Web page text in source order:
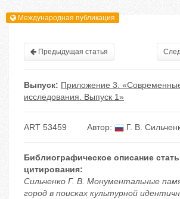
Международная публикация
Предыдущая статья
Выпуск: Приложение 3.
исследования. Выпуск 1»
ART 53459 Автор: Г. В.
Библиографическое описание
цитирования:
Сильченко Г. В. Монументальные
город в поисках культурной